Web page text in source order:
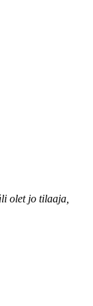
olet jo tilaaja,